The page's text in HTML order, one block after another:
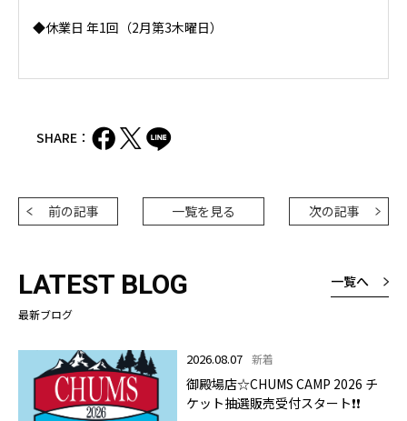
◆休業日 年1回（2月第3木曜日）
SHARE：
前の記事 一覧を見る 次の記事
LATEST BLOG
最新ブログ
一覧へ
2026.08.07 新着
御殿場店☆CHUMS CAMP 2026 チ
ケット抽選販売受付スタート❗❗